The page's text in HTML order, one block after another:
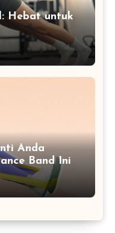
Hebat untuk
Anda
Band Ini